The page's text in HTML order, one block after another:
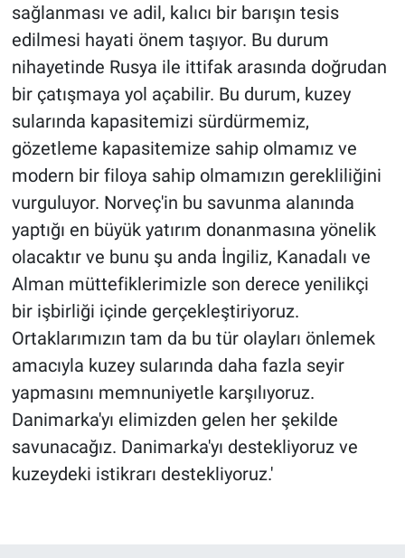
sağlanması ve adil, kalıcı bir barışın tesis
edilmesi hayati önem taşıyor. Bu durum
nihayetinde Rusya ile ittifak arasında doğrudan
bir çatışmaya yol açabilir. Bu durum, kuzey
sularında kapasitemizi sürdürmemiz,
gözetleme kapasitemize sahip olmamız ve
modern bir filoya sahip olmamızın gerekliliğini
vurguluyor. Norveç'in bu savunma alanında
yaptığı en büyük yatırım donanmasına yönelik
olacaktır ve bunu şu anda İngiliz, Kanadalı ve
Alman müttefiklerimizle son derece yenilikçi
bir işbirliği içinde gerçekleştiriyoruz.
Ortaklarımızın tam da bu tür olayları önlemek
amacıyla kuzey sularında daha fazla seyir
yapmasını memnuniyetle karşılıyoruz.
Danimarka'yı elimizden gelen her şekilde
savunacağız. Danimarka'yı destekliyoruz ve
kuzeydeki istikrarı destekliyoruz.'